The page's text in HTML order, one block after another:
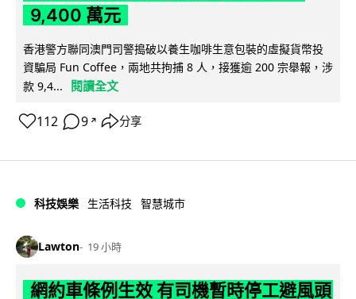
9,400 萬元
香港警方聯同澳門司警搗破以養生咖啡生意包裝的虛擬貨幣投
資騙局 Fun Coffee，兩地共拘捕 8 人，接獲逾 200 宗舉報，涉
款 9,4...
閱讀全文
112 9 ↗ 分享
科技娛樂 生活科技 智慧城市
Lawton 19 小時
網約車條例生效 有司機暫時停工避風頭